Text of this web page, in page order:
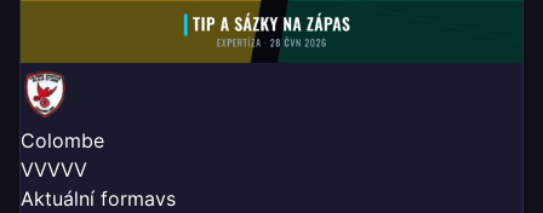
Colombe
VVVVV
Aktuální formavs